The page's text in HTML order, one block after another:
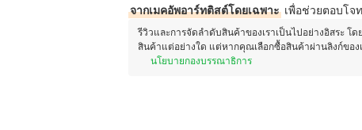
จากเมคอัพอาร์ทติสต์โดยเฉพาะ เพื่อช่วยตอบโจ
รีวิวและการจัดลำดับสินค้าของเราเป็นไปอย่างอิสระ
สินค้าแต่อย่างใด แต่หากคุณเลือกซื้อสินค้าผ่านลิงก์ขอ
นโยบายกองบรรณาธิการ